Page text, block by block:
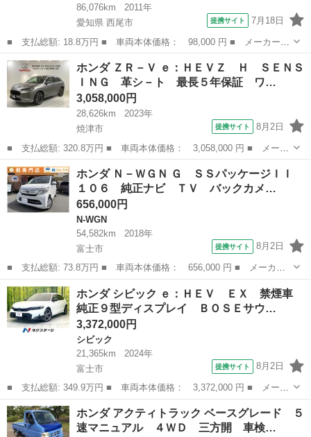
86,076km
2011年
愛知県 西尾市
提携サイト 7月18日
■ 支払総額: 18.8万円 ■ 車両本体価格： 98,000 円 ■ メーカー
名： ホンダ ■ 車種名： ライフ ■ グレード名： Ｇ 禁煙車／
キーレス／Ｂカメラ／ＥＴＣ／メンテナンスノート／ＨＩＤヘッドラ
イト／タイミン...
愛知 西尾市 ライフ
ホンダ ＺＲ－Ｖ ｅ：ＨＥＶＺ Ｈ ＳＥＮＳ
ＩＮＧ 革シ－ト 最長５年保証 ワ…
3,058,000円
28,626km
2023年
焼津市
提携サイト 8月2日
■ 支払総額: 320.8万円 ■ 車両本体価格： 3,058,000 円 ■ メーカ
ー名： ホンダ ■ 車種名： ＺＲ－Ｖ ■ グレード名： ｅ：ＨＥ
ＶＺ Ｈ ＳＥＮＳＩＮＧ 革シ－ト 最長５年保証 ワンオーナ
ー 純正ナ...
静岡 焼津市 ホンダ
ホンダ Ｎ－ＷＧＮ Ｇ ＳＳパッケージＩＩ
１０６ 純正ナビ ＴＶ バックカメ…
656,000円
N-WGN
54,582km
2018年
富士市
提携サイト 8月2日
■ 支払総額: 73.8万円 ■ 車両本体価格： 656,000 円 ■ メーカー
名： ホンダ ■ 車種名： Ｎ－ＷＧＮ ■ グレード名： Ｇ ＳＳ
パッケージＩＩ １０６ 純正ナビ ＴＶ バックカメラ スマート
キー 電動格...
静岡 富士市 N-WGN
ホンダ シビック ｅ：ＨＥＶ ＥＸ 禁煙車
純正９型ディスプレイ ＢＯＳＥサウ…
3,372,000円
シビック
21,365km
2024年
富士市
提携サイト 8月2日
■ 支払総額: 349.9万円 ■ 車両本体価格： 3,372,000 円 ■ メーカ
ー名： ホンダ ■ 車種名： シビック ■ グレード名： ｅ：ＨＥ
Ｖ ＥＸ 禁煙車 純正９型ディスプレイ ＢＯＳＥサウンド バッ
クモニタ...
静岡 富士市 シビック
ホンダ アクティトラック ベースグレード ５
速マニュアル ４ＷＤ 三方開 車検…